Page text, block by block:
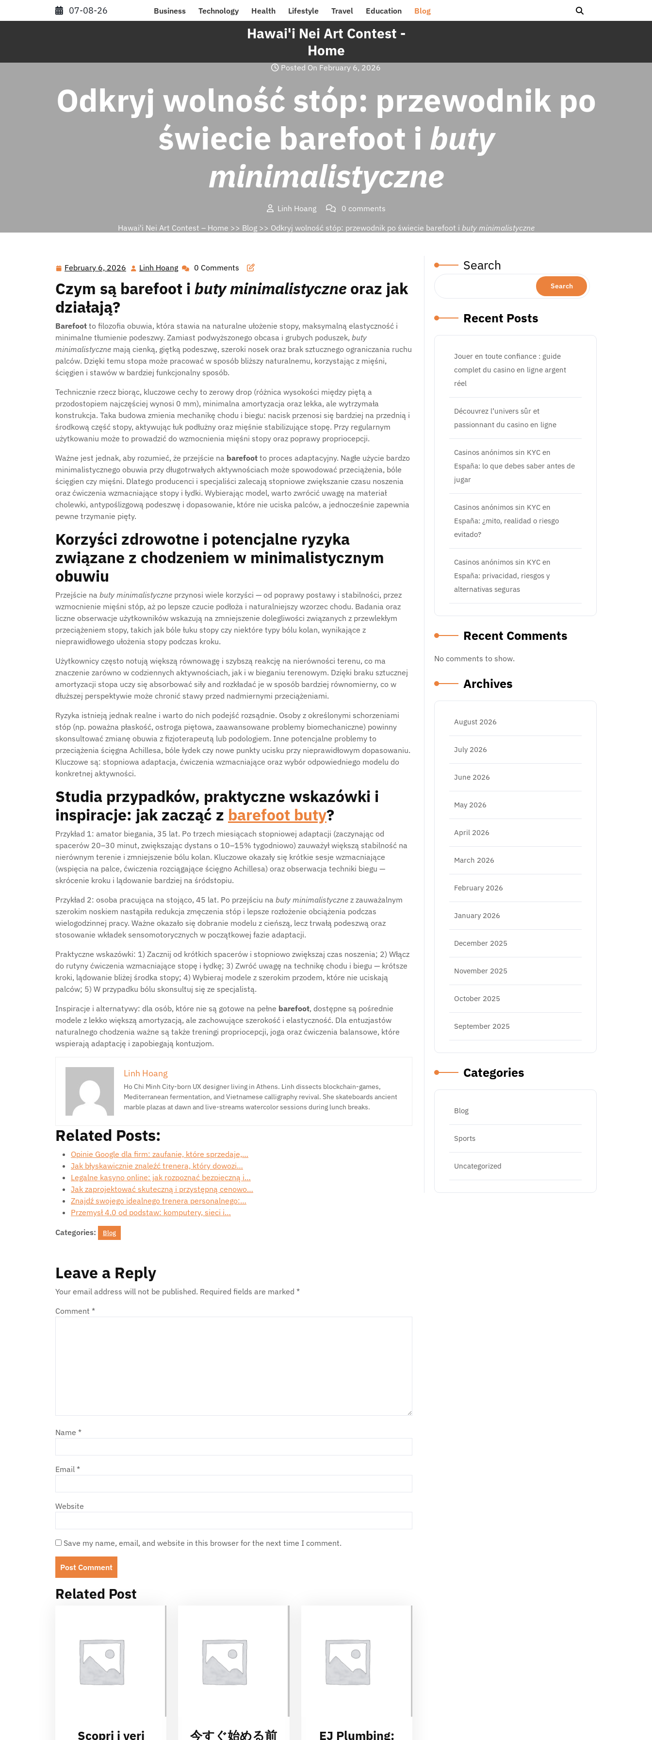
07-08-26 Business Technology Health Lifestyle Travel Education Blog
Hawai'i Nei Art Contest -
Home
Posted On February 6, 2026
Odkryj wolność stóp: przewodnik po
świecie barefoot i buty
minimalistyczne
Linh Hoang
0 comments
Hawai'i Nei Art Contest – Home >> Blog>> Odkryj wolność stóp: przewodnik po świecie barefoot i buty minimalistyczne
February 6, 2026 February
2026
Linh Hoang Linh 0 Comments
Czym są barefoot i buty minimalistyczne oraz jak
działają?
Barefoot to filozofia obuwia, która stawia na naturalne ułożenie stopy, maksymalną elastyczność i
minimalne tłumienie podeszwy. Zamiast podwyższonego obcasa i grubych poduszek, buty
minimalistyczne mają cienką, giętką podeszwę, szeroki nosek oraz brak sztucznego ograniczania ruchu
palców. Dzięki temu stopa może pracować w sposób bliższy naturalnemu, korzystając z mięśni,
ścięgien i stawów w bardziej funkcjonalny sposób.
Technicznie rzecz biorąc, kluczowe cechy to zerowy drop (różnica wysokości między piętą a
przodostopiem najczęściej wynosi 0 mm), minimalna amortyzacja oraz lekka, ale wytrzymała
konstrukcja. Taka budowa zmienia mechanikę chodu i biegu: nacisk przenosi się bardziej na przednią i
środkową część stopy, aktywując łuk podłużny oraz mięśnie stabilizujące stopę. Przy regularnym
użytkowaniu może to prowadzić do wzmocnienia mięśni stopy oraz poprawy propriocepcji.
Ważne jest jednak, aby rozumieć, że przejście na barefoot to proces adaptacyjny. Nagłe użycie bardzo
minimalistycznego obuwia przy długotrwałych aktywnościach może spowodować przeciążenia, bóle
ścięgien czy mięśni. Dlatego producenci i specjaliści zalecają stopniowe zwiększanie czasu noszenia
oraz ćwiczenia wzmacniające stopy i łydki. Wybierając model, warto zwrócić uwagę na materiał
cholewki, antypoślizgową podeszwę i dopasowanie, które nie uciska palców, a jednocześnie zapewnia
pewne trzymanie pięty.
Korzyści zdrowotne i potencjalne ryzyka
związane z chodzeniem w minimalistycznym
obuwiu
Przejście na buty minimalistyczne przynosi wiele korzyści — od poprawy postawy i stabilności, przez
wzmocnienie mięśni stóp, aż po lepsze czucie podłoża i naturalniejszy wzorzec chodu. Badania oraz
liczne obserwacje użytkowników wskazują na zmniejszenie dolegliwości związanych z przewlekłym
przeciążeniem stopy, takich jak bóle łuku stopy czy niektóre typy bólu kolan, wynikające z
nieprawidłowego ułożenia stopy podczas kroku.
Użytkownicy często notują większą równowagę i szybszą reakcję na nierówności terenu, co ma
znaczenie zarówno w codziennych aktywnościach, jak i w bieganiu terenowym. Dzięki braku sztucznej
amortyzacji stopa uczy się absorbować siły and rozkładać je w sposób bardziej równomierny, co w
dłuższej perspektywie może chronić stawy przed nadmiernymi przeciążeniami.
Ryzyka istnieją jednak realne i warto do nich podejść rozsądnie. Osoby z określonymi schorzeniami
stóp (np. poważna płaskość, ostroga piętowa, zaawansowane problemy biomechaniczne) powinny
skonsultować zmianę obuwia z fizjoterapeutą lub podologiem. Inne potencjalne problemy to
przeciążenia ścięgna Achillesa, bóle łydek czy nowe punkty ucisku przy nieprawidłowym dopasowaniu.
Kluczowe są: stopniowa adaptacja, ćwiczenia wzmacniające oraz wybór odpowiedniego modelu do
konkretnej aktywności.
Studia przypadków, praktyczne wskazówki i
inspiracje: jak zacząć z barefoot buty?
Przykład 1: amator biegania, 35 lat. Po trzech miesiącach stopniowej adaptacji (zaczynając od
spacerów 20–30 minut, zwiększając dystans o 10–15% tygodniowo) zauważył większą stabilność na
nierównym terenie i zmniejszenie bólu kolan. Kluczowe okazały się krótkie sesje wzmacniające
(wspięcia na palce, ćwiczenia rozciągające ścięgno Achillesa) oraz obserwacja techniki biegu —
skrócenie kroku i lądowanie bardziej na śródstopiu.
Przykład 2: osoba pracująca na stojąco, 45 lat. Po przejściu na buty minimalistyczne z zauważalnym
szerokim noskiem nastąpiła redukcja zmęczenia stóp i lepsze rozłożenie obciążenia podczas
wielogodzinnej pracy. Ważne okazało się dobranie modelu z cieńszą, lecz trwałą podeszwą oraz
stosowanie wkładek sensomotorycznych w początkowej fazie adaptacji.
Praktyczne wskazówki: 1) Zacznij od krótkich spacerów i stopniowo zwiększaj czas noszenia; 2) Włącz
do rutyny ćwiczenia wzmacniające stopę i łydkę; 3) Zwróć uwagę na technikę chodu i biegu — krótsze
kroki, lądowanie bliżej środka stopy; 4) Wybieraj modele z szerokim przodem, które nie uciskają
palców; 5) W przypadku bólu skonsultuj się ze specjalistą.
Inspiracje i alternatywy: dla osób, które nie są gotowe na pełne barefoot, dostępne są pośrednie
modele z lekko większą amortyzacją, ale zachowujące szerokość i elastyczność. Dla entuzjastów
naturalnego chodzenia ważne są także treningi propriocepcji, joga oraz ćwiczenia balansowe, które
wspierają adaptację i zapobiegają kontuzjom.
Linh Hoang
Ho Chi Minh City-born UX designer living in Athens. Linh dissects blockchain-games,
Mediterranean fermentation, and Vietnamese calligraphy revival. She skateboards ancient
marble plazas at dawn and live-streams watercolor sessions during lunch breaks.
Related Posts:
Opinie Google dla firm: zaufanie, które sprzedaje,…
Jak błyskawicznie znaleźć trenera, który dowozi…
Legalne kasyno online: jak rozpoznać bezpieczną i…
Jak zaprojektować skuteczną i przystępną cenowo…
Znajdź swojego idealnego trenera personalnego:…
Przemysł 4.0 od podstaw: komputery, sieci i…
Categories: Blog
Leave a Reply
Your email address will not be published. Required fields are marked *
Comment *
Name *
Email *
Website
Save my name, email, and website in this browser for the next time I comment.
Related Post
Scopri i veri 今すぐ始める前 EJ Plumbing:
Search
Search
Recent Posts
Jouer en toute confiance : guide
complet du casino en ligne argent
réel
Découvrez l’univers sûr et
passionnant du casino en ligne
Casinos anónimos sin KYC en
España: lo que debes saber antes de
jugar
Casinos anónimos sin KYC en
España: ¿mito, realidad o riesgo
evitado?
Casinos anónimos sin KYC en
España: privacidad, riesgos y
alternativas seguras
Recent Comments
No comments to show.
Archives
August 2026
July 2026
June 2026
May 2026
April 2026
March 2026
February 2026
January 2026
December 2025
November 2025
October 2025
September 2025
Categories
Blog
Sports
Uncategorized